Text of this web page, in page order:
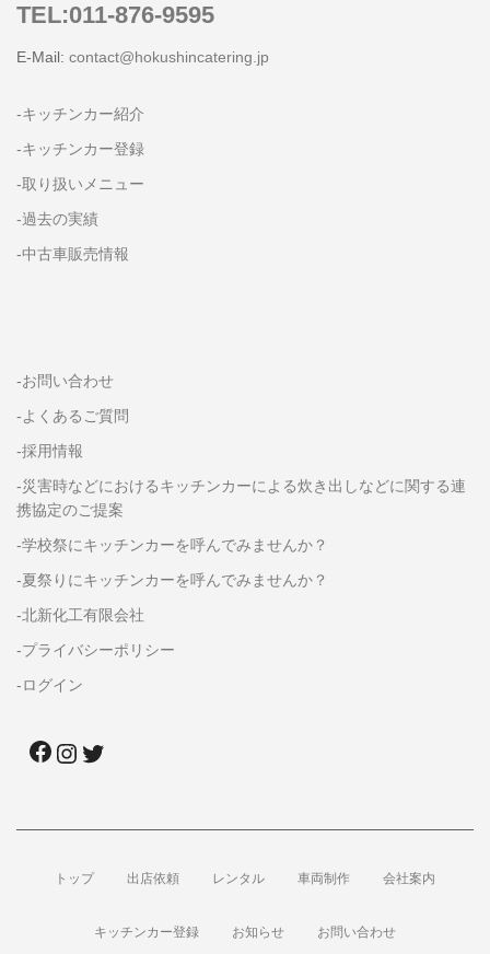
TEL:011-876-9595
E-Mail: contact@hokushincatering.jp
-キッチンカー紹介
-キッチンカー登録
-取り扱いメニュー
-過去の実績
-中古車販売情報
-お問い合わせ
-よくあるご質問
-採用情報
-災害時などにおけるキッチンカーによる炊き出しなどに関する連
携協定のご提案
-学校祭にキッチンカーを呼んでみませんか？
-夏祭りにキッチンカーを呼んでみませんか？
-北新化工有限会社
-プライバシーポリシー
-ログイン
トップ 出店依頼 レンタル 車両制作 会社案内
キッチンカー登録 お知らせ お問い合わせ